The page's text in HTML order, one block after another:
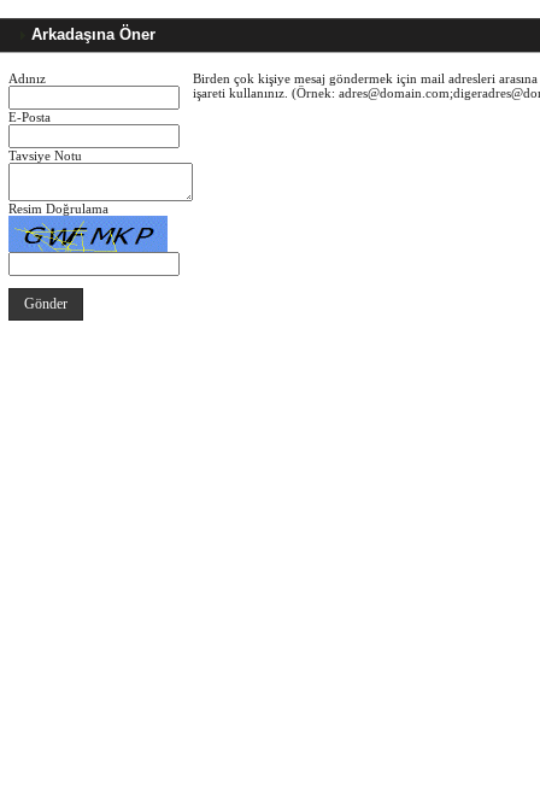
Arkadaşına Öner
Adınız
E-Posta
Tavsiye Notu
Resim Doğrulama
Birden çok kişiye mesaj göndermek için mail adresleri
işareti kullanınız. (Örnek: